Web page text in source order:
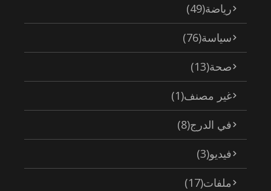
رياضة(49)
سياسة(76)
صحة(13)
غير مصنف(1)
في الدرج(8)
فيديو(3)
ملفات(17)